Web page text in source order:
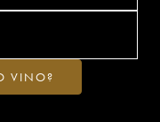
VINO?